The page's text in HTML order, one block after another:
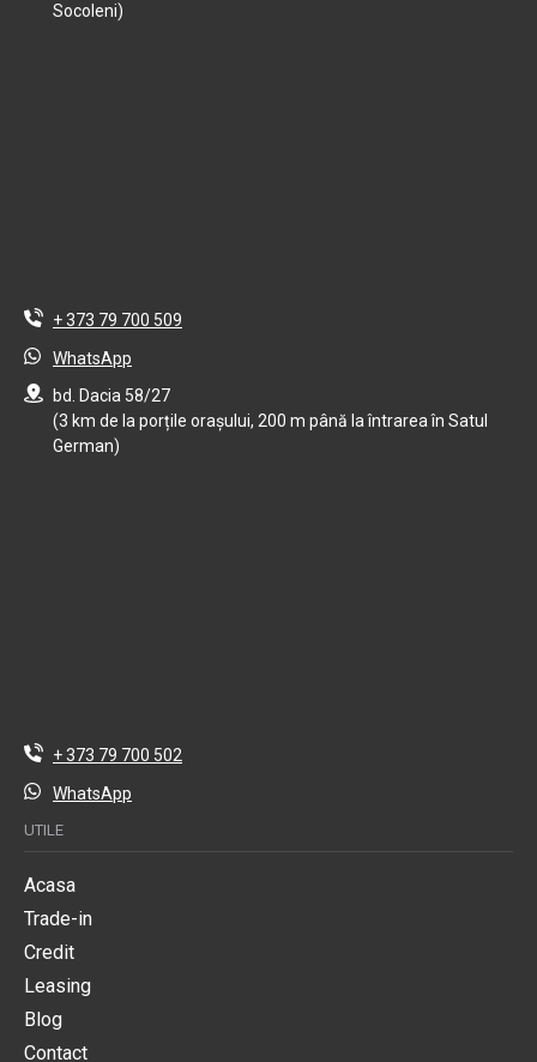
Socoleni)
+ 373 79 700 509
WhatsApp
bd. Dacia 58/27
(3 km de la porțile orașului, 200 m până la întrarea în Satul
German)
+ 373 79 700 502
WhatsApp
UTILE
Acasa
Trade-in
Credit
Leasing
Blog
Contact